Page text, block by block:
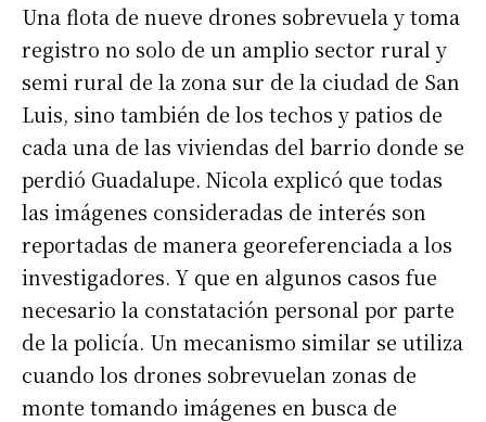
Una flota de nueve drones sobrevuela y toma
registro no solo de un amplio sector rural y
semi rural de la zona sur de la ciudad de San
Luis, sino también de los techos y patios de
cada una de las viviendas del barrio donde se
perdió Guadalupe. Nicola explicó que todas
las imágenes consideradas de interés son
reportadas de manera georeferenciada a los
investigadores. Y que en algunos casos fue
necesario la constatación personal por parte
de la policía. Un mecanismo similar se utiliza
cuando los drones sobrevuelan zonas de
monte tomando imágenes en busca de